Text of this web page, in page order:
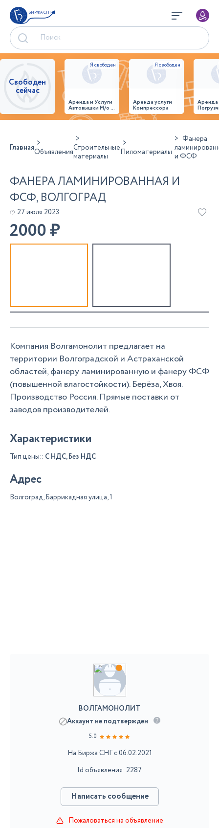
БИРЖА СНГ
Свободен
сейчас
Аренда и Услуги
Автовышки М/о г.
Домодедово
26,28,32 место
Аренда услуги
Компрессора
ГлавнаяОбъявленияСтроительные
материалы
Пиломатериалы
Фанера
и ФСФ
ФАНЕРА ЛАМИНИРОВАННАЯ И
ФСФ, ВОЛГОГРАД
27 июля 2023
2000₽
Компания Волгамонолит предлагает на
территории Волгоградской и Астраханской
областей, фанеру ламинированную и фанеру ФСФ
(повышенной влагостойкости). Берёза, Хвоя.
Производство Россия. Прямые поставки от
заводов производителей.
Характеристики
Тип цены:: С НДС, Без НДС
Адрес
Волгоград, Баррикадная улица, 1
ВОЛГАМОНОЛИТ
Аккаунт не подтвержден
5.0
На Биржа СНГ с 06.02.2021
Id объявления: 2287
Написать сообщение
Пожаловаться на объявление